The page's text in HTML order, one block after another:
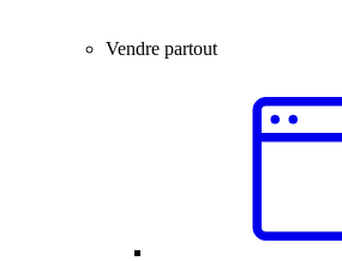
Vendre partout